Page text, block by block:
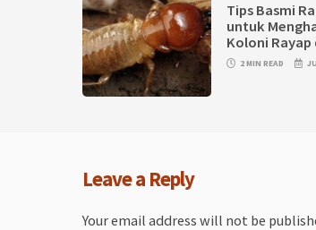
Tips Basmi
untuk
Koloni Rayap
2 MIN READ
Leave a Reply
Your email address will not be